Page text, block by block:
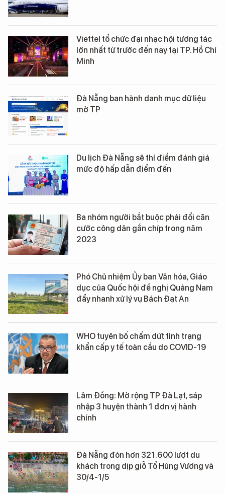
Viettel tổ chức đại nhạc hội tương tác
lớn nhất từ trước đến nay tại TP. Hồ Chí
Minh
Đà Nẵng ban hành danh mục dữ liệu
mở TP
Du lịch Đà Nẵng sẽ thí điểm đánh giá
mức độ hấp dẫn điểm đến
Ba nhóm người bắt buộc phải đổi căn
cước công dân gắn chíp trong năm
2023
Phó Chủ nhiệm Ủy ban Văn hóa, Giáo
dục của Quốc hội đề nghị Quảng Nam
đẩy nhanh xử lý vụ Bách Đạt An
WHO tuyên bố chấm dứt tình trạng
khẩn cấp y tế toàn cầu do COVID-19
Lâm Đồng: Mở rộng TP Đà Lạt, sáp
nhập 3 huyện thành 1 đơn vị hành
chính
Đà Nẵng đón hơn 321.600 lượt du
khách trong dịp giỗ Tổ Hùng Vương và
30/4-1/5